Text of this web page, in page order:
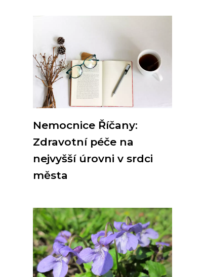
Nemocnice Říčany:
Zdravotní péče na
nejvyšší úrovni v srdci
města